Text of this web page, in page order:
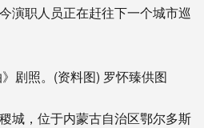
演职人员正在赶往下一个城市巡
剧照。(资料图) 罗怀臻供图
，位于内蒙古自治区鄂尔多斯